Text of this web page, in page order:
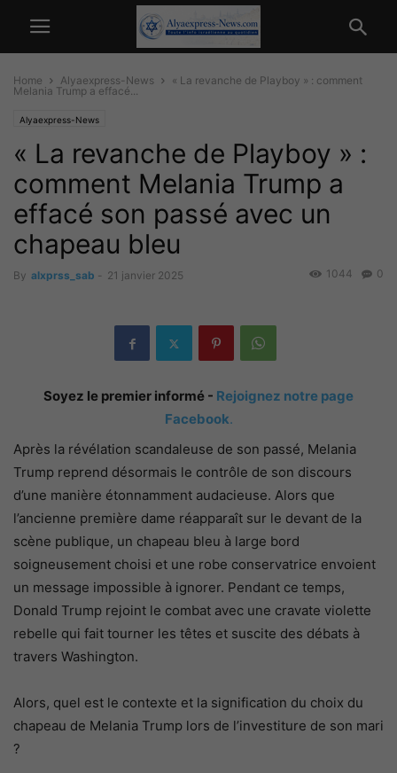
Home Alyaexpress-News
« La revanche de Playboy » : comment
Melania Trump a effacé...
Alyaexpress-News
« La revanche de Playboy » :
comment Melania Trump a
effacé son passé avec un
chapeau bleu
By alxprss_sab - 21 janvier 2025 0
1044
Soyez le premier informé - Rejoignez notre page
Facebook.
Après la révélation scandaleuse de son passé, Melania
Trump reprend désormais le contrôle de son discours
d’une manière étonnamment audacieuse. Alors que
l’ancienne première dame réapparaît sur le devant de la
scène publique, un chapeau bleu à large bord
soigneusement choisi et une robe conservatrice envoient
un message impossible à ignorer. Pendant ce temps,
Donald Trump rejoint le combat avec une cravate violette
rebelle qui fait tourner les têtes et suscite des débats à
travers Washington.
Alors, quel est le contexte et la signification du choix du
chapeau de Melania Trump lors de l’investiture de son mari
?